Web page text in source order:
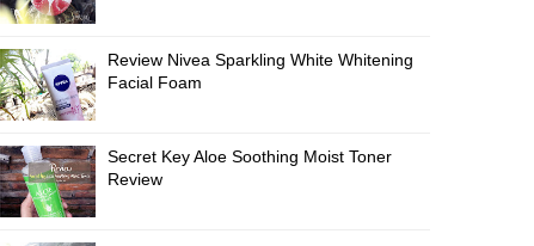
Review Nivea Sparkling White Whitening
Facial Foam
Secret Key Aloe Soothing Moist Toner
Review